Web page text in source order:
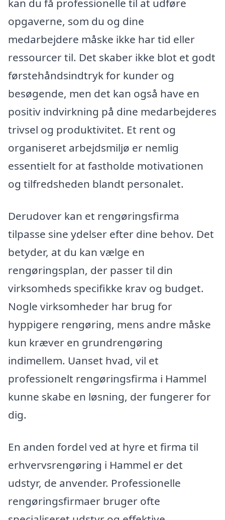
kan du få professionelle til at udføre
opgaverne, som du og dine
medarbejdere måske ikke har tid eller
ressourcer til. Det skaber ikke blot et godt
førstehåndsindtryk for kunder og
besøgende, men det kan også have en
positiv indvirkning på dine medarbejderes
trivsel og produktivitet. Et rent og
organiseret arbejdsmiljø er nemlig
essentielt for at fastholde motivationen
og tilfredsheden blandt personalet.
Derudover kan et rengøringsfirma
tilpasse sine ydelser efter dine behov. Det
betyder, at du kan vælge en
rengøringsplan, der passer til din
virksomheds specifikke krav og budget.
Nogle virksomheder har brug for
hyppigere rengøring, mens andre måske
kun kræver en grundrengøring
indimellem. Uanset hvad, vil et
professionelt rengøringsfirma i Hammel
kunne skabe en løsning, der fungerer for
dig.
En anden fordel ved at hyre et firma til
erhvervsrengøring i Hammel er det
udstyr, de anvender. Professionelle
rengøringsfirmaer bruger ofte